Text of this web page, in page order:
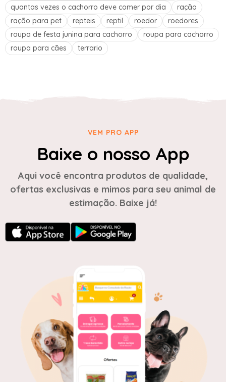
quantas vezes o cachorro deve comer por dia
ração
ração para pet
repteis reptil roedor
roedores
roupa de festa junina para cachorro
roupa para cachorro
roupa para cães
terrario
VEM PRO APP
Baixe o nosso App
Aqui você encontra produtos de qualidade,
ofertas exclusivas e mimos para seu animal de
estimação. Baixe já!